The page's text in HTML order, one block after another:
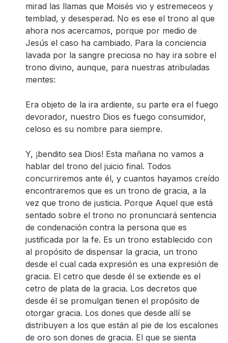
mirad las llamas que Moisés vio y estremeceos y
temblad, y desesperad. No es ese el trono al que
ahora nos acercamos, porque por medio de
Jesús el caso ha cambiado. Para la conciencia
lavada por la sangre preciosa no hay ira sobre el
trono divino, aunque, para nuestras atribuladas
mentes:
Era objeto de la ira ardiente, su parte era el fuego
devorador, nuestro Dios es fuego consumidor,
celoso es su nombre para siempre.
Y, ¡bendito sea Dios! Esta mañana no vamos a
hablar del trono del juicio final. Todos
concurriremos ante él, y cuantos hayamos creído
encontraremos que es un trono de gracia, a la
vez que trono de justicia. Porque Aquel que está
sentado sobre el trono no pronunciará sentencia
de condenación contra la persona que es
justificada por la fe. Es un trono establecido con
al propósito de dispensar la gracia, un trono
desde el cual cada expresión es una expresión de
gracia. El cetro que desde él se extiende es el
cetro de plata de la gracia. Los decretos que
desde él se promulgan tienen el propósito de
otorgar gracia. Los dones que desde allí se
distribuyen a los que están al pie de los escalones
de oro son dones de gracia. El que se sienta